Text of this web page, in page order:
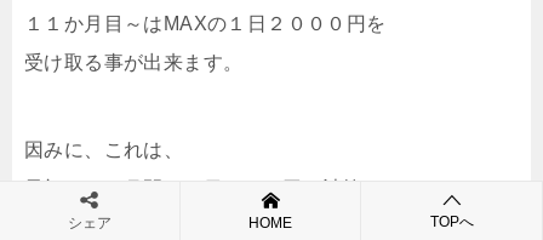
１１か月目～はMAXの１日２０００円を
受け取る事が出来ます。
因みに、これは、
最初の３ヶ月間は１日７００円で計算して
３～５ヶ月目までは１日１０００円で計算して
シェア HOME TOPへ